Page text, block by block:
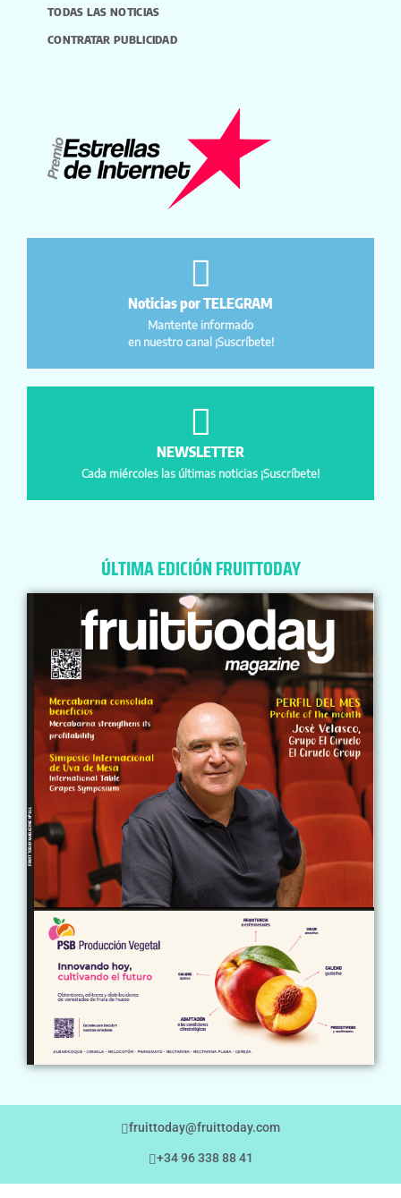
TODAS LAS NOTICIAS
CONTRATAR PUBLICIDAD
Noticias por TELEGRAM
Mantente informado
en nuestro canal ¡Suscríbete!
NEWSLETTER
Cada miércoles las últimas noticias ¡Suscríbete!
ÚLTIMA EDICIÓN FRUITTODAY
fruittoday@fruittoday.com
+34 96 338 88 41